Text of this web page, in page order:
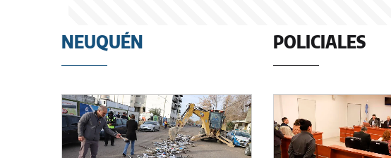
NEUQUÉN POLICIALES